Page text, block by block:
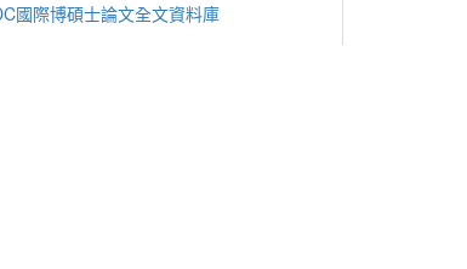
國際博碩士論文全文資料庫